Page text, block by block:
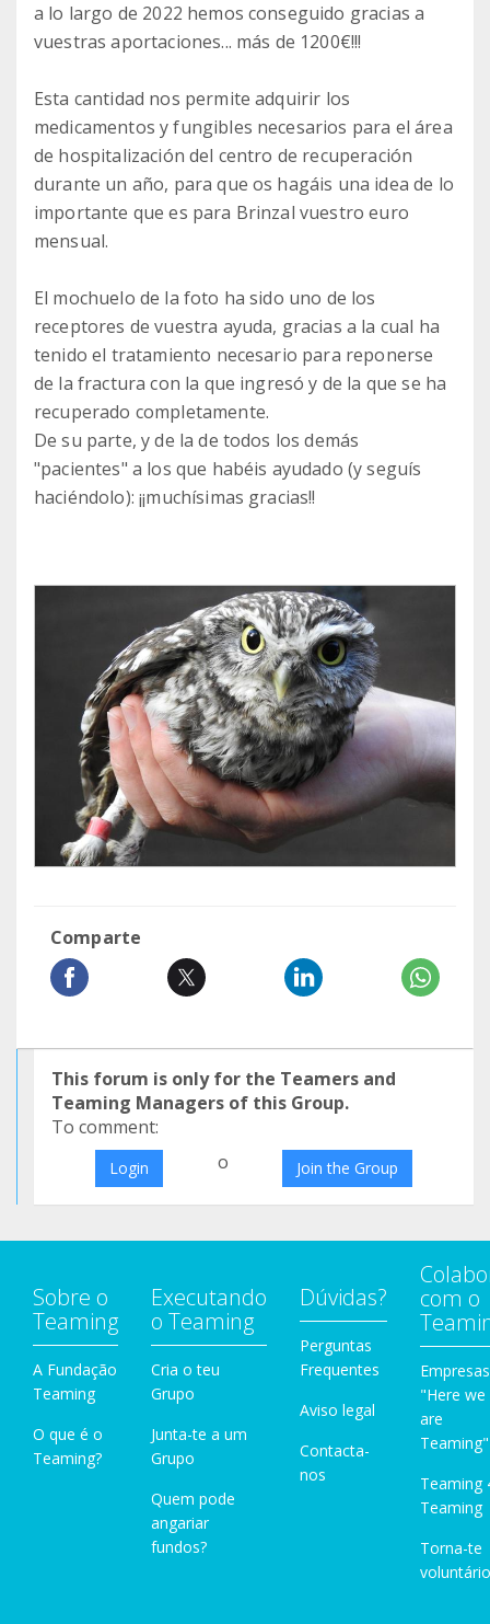
a lo largo de 2022 hemos conseguido gracias a
vuestras aportaciones... más de 1200€!!!
Esta cantidad nos permite adquirir los
medicamentos y fungibles necesarios para el área
de hospitalización del centro de recuperación
durante un año, para que os hagáis una idea de lo
importante que es para Brinzal vuestro euro
mensual.
El mochuelo de la foto ha sido uno de los
receptores de vuestra ayuda, gracias a la cual ha
tenido el tratamiento necesario para reponerse
de la fractura con la que ingresó y de la que se ha
recuperado completamente.
De su parte, y de la de todos los demás
"pacientes" a los que habéis ayudado (y seguís
haciéndolo): ¡¡muchísimas gracias!!
Comparte
This forum is only for the Teamers and
Teaming Managers of this Group.
To comment:
Login o Join the Group
Sobre o
Teaming
A Fundação
Teaming
O que é o
Teaming?
Executando
o Teaming
Cria o teu
Grupo
Junta-te a um
Grupo
Quem pode
angariar
fundos?
Dúvidas?
Perguntas
Frequentes
Aviso legal
Contacta-
nos
com o
Empresas
"Here we
are
Teaming"
Teaming
Teaming
Torna-te